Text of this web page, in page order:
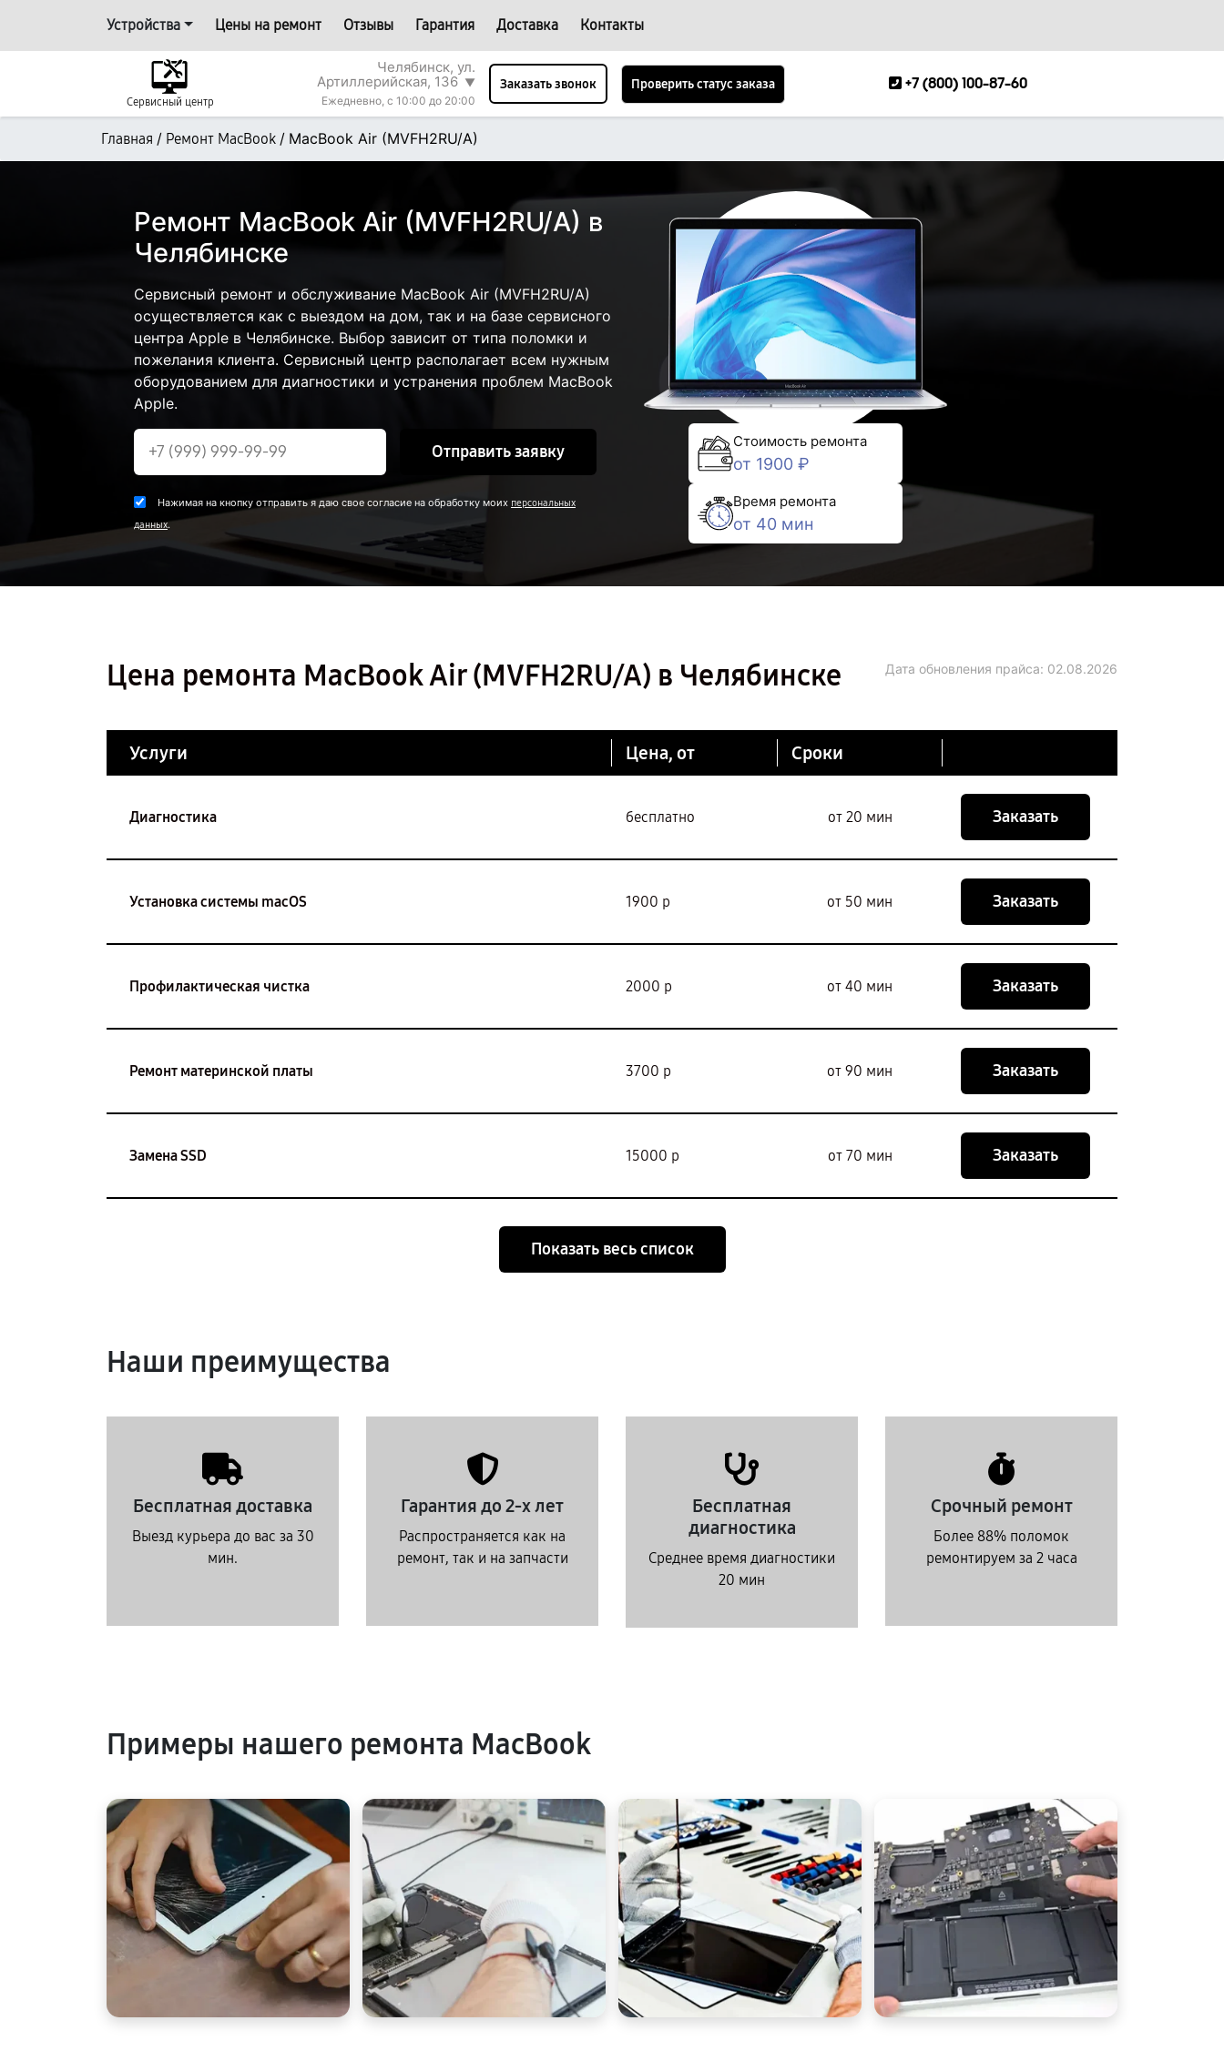
Устройства Цены на ремонт Отзывы Гарантия Доставка Контакты
Сервисный центр
Челябинск, ул.
Артиллерийская, 136 ▼
Ежедневно, с 10:00 до 20:00
Заказать звонок Проверить статус заказа +7 (800) 100-87-60
Главная / Ремонт MacBook / MacBook Air (MVFH2RU/A)
Ремонт MacBook Air (MVFH2RU/A) в
Челябинске
Сервисный ремонт и обслуживание MacBook Air (MVFH2RU/A)
осуществляется как с выездом на дом, так и на базе сервисного
центра Apple в Челябинске. Выбор зависит от типа поломки и
пожелания клиента. Сервисный центр располагает всем нужным
оборудованием для диагностики и устранения проблем MacBook
Apple.
Отправить заявку
Нажимая на кнопку отправить я даю свое согласие на обработку моих персональных
данных.
Стоимость ремонта
от 1900 ₽
Время ремонта
от 40 мин
Цена ремонта MacBook Air (MVFH2RU/A) в Челябинске Дата обновления прайса: 02.08.2026
Услуги Цена, от Сроки
Диагностика бесплатно от 20 мин Заказать
Установка системы macOS 1900 р от 50 мин Заказать
Профилактическая чистка 2000 р от 40 мин Заказать
Ремонт материнской платы 3700 р от 90 мин Заказать
Замена SSD 15000 р от 70 мин Заказать
Показать весь список
Наши преимущества
Бесплатная доставка
Выезд курьера до вас за 30
мин.
Гарантия до 2-х лет
Распространяется как на
ремонт, так и на запчасти
Бесплатная
диагностика
Среднее время диагностики
20 мин
Срочный ремонт
Более 88% поломок
ремонтируем за 2 часа
Примеры нашего ремонта MacBook